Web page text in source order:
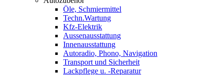
Öle, Schmiermittel
Techn.Wartung
Kfz-Elektrik
Aussenausstattung
Innenausstattung
Autoradio, Phono, Navigation
Transport und Sicherheit
Lackpflege u. -Reparatur